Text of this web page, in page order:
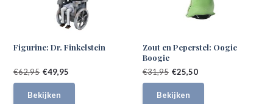
Figurine: Dr. Finkelstein
€62,95 €49,95
Bekijken
Zout en Peperstel: Oogie
Boogie
€31,95 €25,50
Bekijken